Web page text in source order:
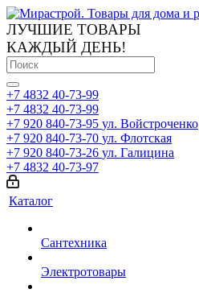
ЛУЧШИЕ ТОВАРЫ
КАЖДЫЙ ДЕНЬ!
+7 4832 40-73-99
+7 4832 40-73-99
+7 920 840-73-95 ул. Войстроченко
+7 920 840-73-70 ул. Флотская
+7 920 840-73-26 ул. Галицина
+7 4832 40-73-97
Каталог
Сантехника
Электротовары